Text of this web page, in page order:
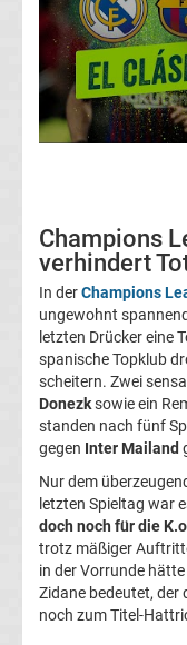
Fußballklubs
La
Liga
Copa
Siegerliste
La
Liga
Stream
kostenlos
Champions
verhindert
In derChampions
ungewohnt
letzten Drücker eine
spanische Topklub
scheitern. Zwei
Donezksowie ein
standen nach fünf
gegen Inter Mailand
Nur dem
letzten Spieltag war
doch noch für die
trotz mäßiger
in der Vorrunde
Zidane bedeutet, der
noch zum Titel-